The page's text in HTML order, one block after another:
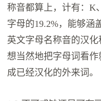
称音都算上，计有：K
字母的19.2%，能够涵
英文字母名称音的汉
想当然地把字母词看
成已经汉化的外来词。